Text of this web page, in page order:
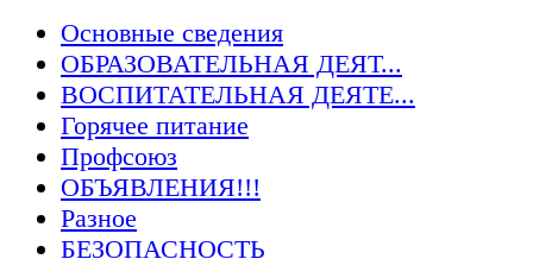
Основные сведения
ОБРАЗОВАТЕЛЬНАЯ ДЕЯТ...
ВОСПИТАТЕЛЬНАЯ ДЕЯТЕ...
Горячее питание
Профсоюз
ОБЪЯВЛЕНИЯ!!!
Разное
БЕЗОПАСНОСТЬ